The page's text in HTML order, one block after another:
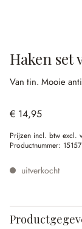
Haken set
Van tin. Mooie
€ 14,95
Prijzen incl. btw excl.
Productnummer: 15157
uitverkocht